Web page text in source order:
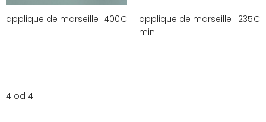
applique de marseille 400€
applique de marseille
mini
235€
4 od 4